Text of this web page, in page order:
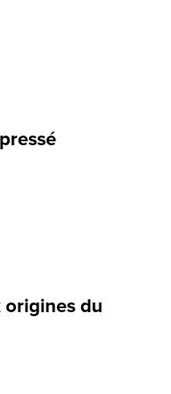
origines du